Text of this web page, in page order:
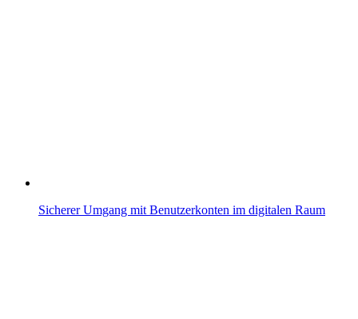
Sicherer Umgang mit Benutzerkonten im digitalen Raum